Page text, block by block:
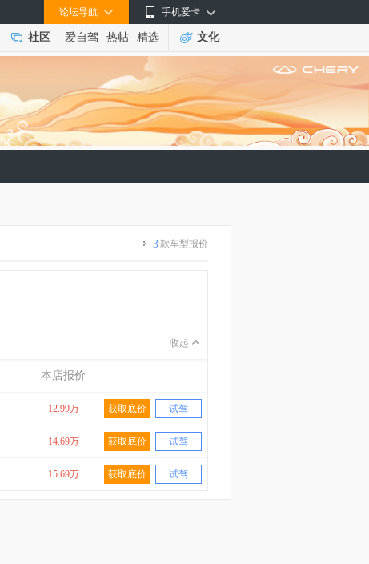
手机爱卡
论坛导航
社区 爱自驾 热帖 精选 文化
3款车型报价
收起
本店报价
12.99万 获取底价 试驾
14.69万 获取底价 试驾
15.69万 获取底价 试驾